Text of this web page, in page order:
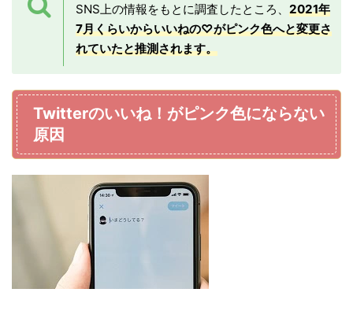
SNS上の情報をもとに調査したところ、 2021年
7月くらいからいいねの♡がピンク色へと変更さ
れていたと推測されます。
Twitterのいいね！がピンク色にならない
原因